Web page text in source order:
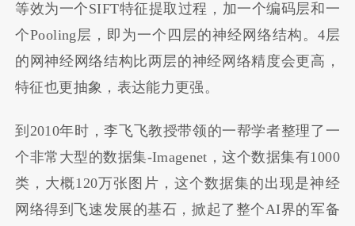
等效为一个SIFT特征提取过程，加一个编码层和一
个Pooling层，即为一个四层的神经网络结构。4层
的网神经网络结构比两层的神经网络精度会更高，
特征也更抽象，表达能力更强。
到2010年时，李飞飞教授带领的一帮学者整理了一
个非常大型的数据集-Imagenet，这个数据集有1000
类，大概120万张图片，这个数据集的出现是神经
网络得到飞速发展的基石，掀起了整个AI界的军备